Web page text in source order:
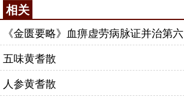
相关
《金匮要略》血痹虚劳病脉证并治第六
五味黄耆散
人参黄耆散